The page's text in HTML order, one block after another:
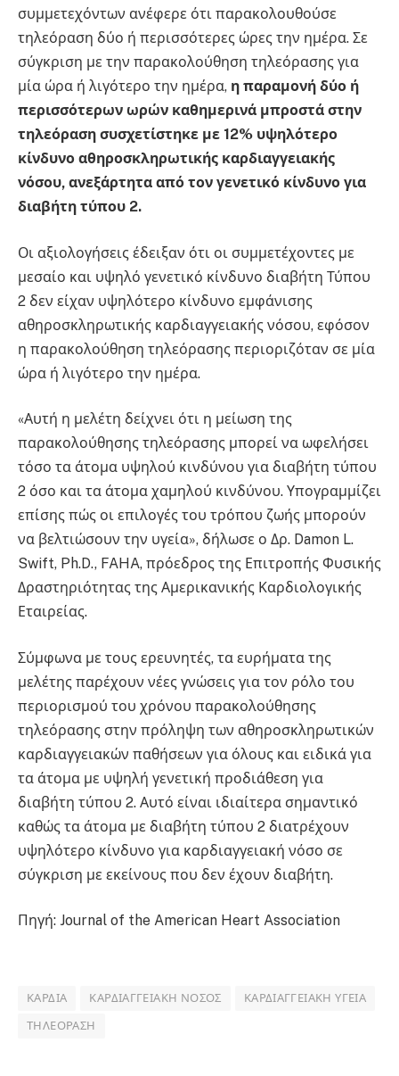
συμμετεχόντων ανέφερε ότι παρακολουθούσε
τηλεόραση δύο ή περισσότερες ώρες την ημέρα. Σε
σύγκριση με την παρακολούθηση τηλεόρασης για
μία ώρα ή λιγότερο την ημέρα, η παραμονή δύο ή
περισσότερων ωρών καθημερινά μπροστά στην
τηλεόραση συσχετίστηκε με 12% υψηλότερο
κίνδυνο αθηροσκληρωτικής καρδιαγγειακής
νόσου, ανεξάρτητα από τον γενετικό κίνδυνο για
διαβήτη τύπου 2.
Οι αξιολογήσεις έδειξαν ότι οι συμμετέχοντες με
μεσαίο και υψηλό γενετικό κίνδυνο διαβήτη Τύπου
2 δεν είχαν υψηλότερο κίνδυνο εμφάνισης
αθηροσκληρωτικής καρδιαγγειακής νόσου, εφόσον
η παρακολούθηση τηλεόρασης περιοριζόταν σε μία
ώρα ή λιγότερο την ημέρα.
«Αυτή η μελέτη δείχνει ότι η μείωση της
παρακολούθησης τηλεόρασης μπορεί να ωφελήσει
τόσο τα άτομα υψηλού κινδύνου για διαβήτη τύπου
2 όσο και τα άτομα χαμηλού κινδύνου. Υπογραμμίζει
επίσης πώς οι επιλογές του τρόπου ζωής μπορούν
να βελτιώσουν την υγεία», δήλωσε ο Δρ. Damon L.
Swift, Ph.D., FAHA, πρόεδρος της Επιτροπής Φυσικής
Δραστηριότητας της Αμερικανικής Καρδιολογικής
Εταιρείας.
Σύμφωνα με τους ερευνητές, τα ευρήματα της
μελέτης παρέχουν νέες γνώσεις για τον ρόλο του
περιορισμού του χρόνου παρακολούθησης
τηλεόρασης στην πρόληψη των αθηροσκληρωτικών
καρδιαγγειακών παθήσεων για όλους και ειδικά για
τα άτομα με υψηλή γενετική προδιάθεση για
διαβήτη τύπου 2. Αυτό είναι ιδιαίτερα σημαντικό
καθώς τα άτομα με διαβήτη τύπου 2 διατρέχουν
υψηλότερο κίνδυνο για καρδιαγγειακή νόσο σε
σύγκριση με εκείνους που δεν έχουν διαβήτη.
Πηγή: Journal of the American Heart Association
ΚΑΡΔΙΆ ΚΑΡΔΙΑΓΓΕΙΑΚΉ ΝΌΣΟΣ ΚΑΡΔΙΑΓΓΕΙΑΚΉ ΥΓΕΊΑ
ΤΗΛΕΌΡΑΣΗ